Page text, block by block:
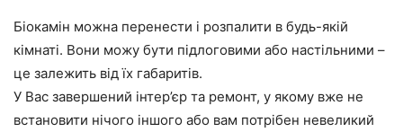
Біокамін можна перенести і розпалити в будь-якій
кімнаті. Вони можу бути підлоговими або настільними –
це залежить від їх габаритів.
У Вас завершений інтер’єр та ремонт, у якому вже не
встановити нічого іншого або вам потрібен невеликий